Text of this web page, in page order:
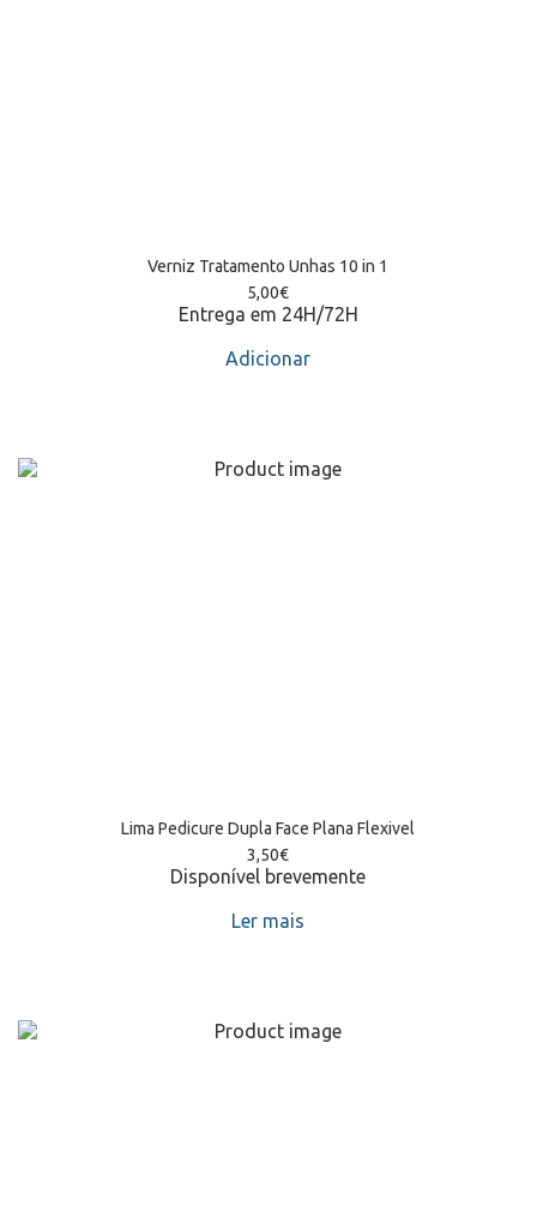
Verniz Tratamento Unhas 10 in 1
5,00€
Entrega em 24H/72H
Adicionar
Lima Pedicure Dupla Face Plana Flexivel
3,50€
Disponível brevemente
Ler mais